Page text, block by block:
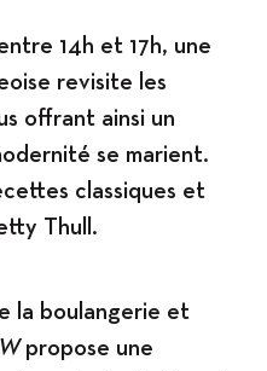
14h et 17h, une
revisite les
offrant ainsi un
se marient.
classiques et
Thull.
la boulangerie et
propose une